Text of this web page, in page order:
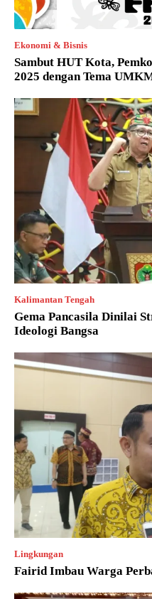
Ekonomi & Bisnis
Sambut HUT Kota,
2025 dengan Tema
Kalimantan Tengah
Gema Pancasila Dinilai
Ideologi Bangsa
Lingkungan
Fairid Imbau Warga